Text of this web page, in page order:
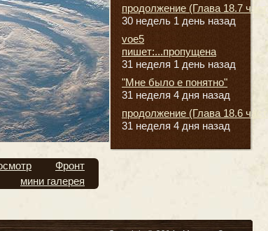
Фронт
мини галерея
продолжение (Глава 18.7 часть
30 недель 1 день назад
voe5
пишет:...пропущена
31 неделя 1 день назад
"Мне было е понятно"
31 неделя 4 дня назад
продолжение (Глава 18.6 часть
31 неделя 4 дня назад